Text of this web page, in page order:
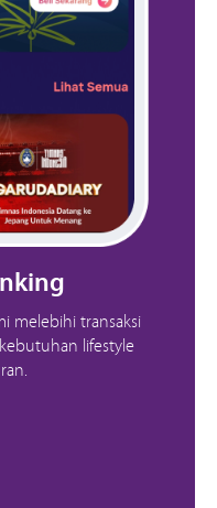
melebihi transaksi
lifestyle